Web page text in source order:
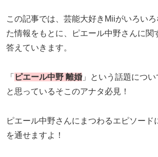
この記事では、芸能大好きMiiがいろい
た情報をもとに、ピエール中野さんに関
答えていきます。
「 ピエール中野 離婚 」という話題につ
と思っているそこのアナタ必見！
ピエール中野さんにまつわるエピソード
を通せますよ！